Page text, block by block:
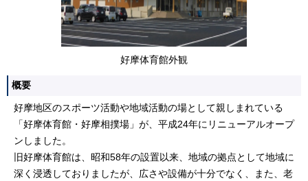
好摩体育館外観
概要
好摩地区のスポーツ活動や地域活動の場として親しまれている
「好摩体育館・好摩相撲場」が、平成24年にリニューアルオープ
ンしました。
旧好摩体育館は、昭和58年の設置以来、地域の拠点として地域に
深く浸透しておりましたが、広さや設備が十分でなく、また、老